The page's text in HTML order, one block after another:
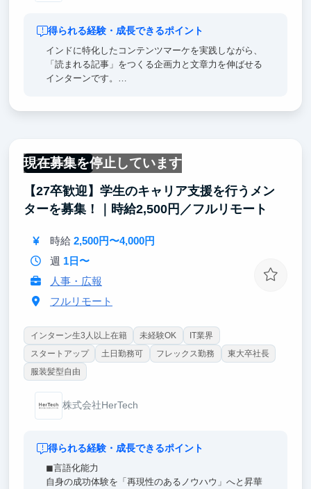
得られる経験・成長できるポイント
インドに特化したコンテンツマーケを実践しながら、
「読まれる記事」をつくる企画力と文章力を伸ばせる
インターンです。
数字で成果を示せるうえ、実際に世に出た記事をポー
トフォリオとして就活でアピールできるのが大きな強
みです。
現在募集を停止しています
フルリモート
【27卒歓迎】学生のキャリア支援を行うメン
ターを募集！｜時給2,500円／フルリモート
時給 2,500円〜4,000円
週 1日〜
人事・広報
フルリモート
インターン生3人以上在籍 未経験OK
IT業界
スタートアップ
土日勤務可 フレックス勤務
東大卒社長
服装髪型自由
株式会社HerTech
得られる経験・成長できるポイント
◼︎言語化能力
自身の成功体験を「再現性のあるノウハウ」へと昇華